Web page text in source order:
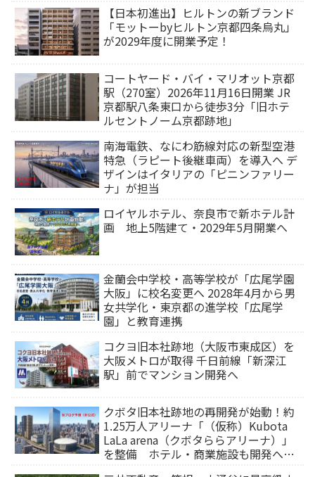
【日本初進出】ヒルトンの新ブランド
「モットーbyヒルトン京都四条烏丸」
が2029年度に開業予定！
コートヤード・バイ・マリオット京都
駅（270室）2026年11月16日開業 JR
京都駅八条東口から徒歩3分「旧ホテ
ルセントノーム京都跡地」
南海電鉄、なにわ筋線対応の新型空港
特急（ラピート後継車両）を導入へ デ
ザインはイタリアの「ピニンファリー
ナ」が担当
ロイヤルホテル、奈良市で新ホテル計
画 地上5階建て・2029年5月開業へ
金蘭会中学校・高等学校が「広尾学園
大阪」に校名変更へ 2028年4月から男
女共学化・東京都の進学校「広尾学
園」と教育連携
コクヨ旧本社跡地（大阪市東成区）を
大阪メトロが取得 千日前線「新深江
駅」前でマンション開発へ
クボタ旧本社跡地の再開発が始動！約
1.25万人アリーナ「（仮称）Kubota
LaLa arena（クボタららアリーナ）」
を整備 ホテル・商業施設も開発へ